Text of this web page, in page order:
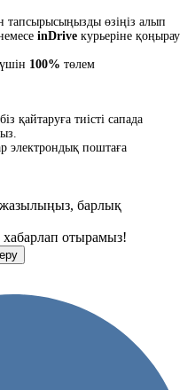
тапсырысыңызды өзіңіз алып
inDrive курьеріне қоңырау
100% төлем
қайтаруға тиісті сапада
электрондық поштаға
жазылыңыз, барлық
хабарлап отырамыз!